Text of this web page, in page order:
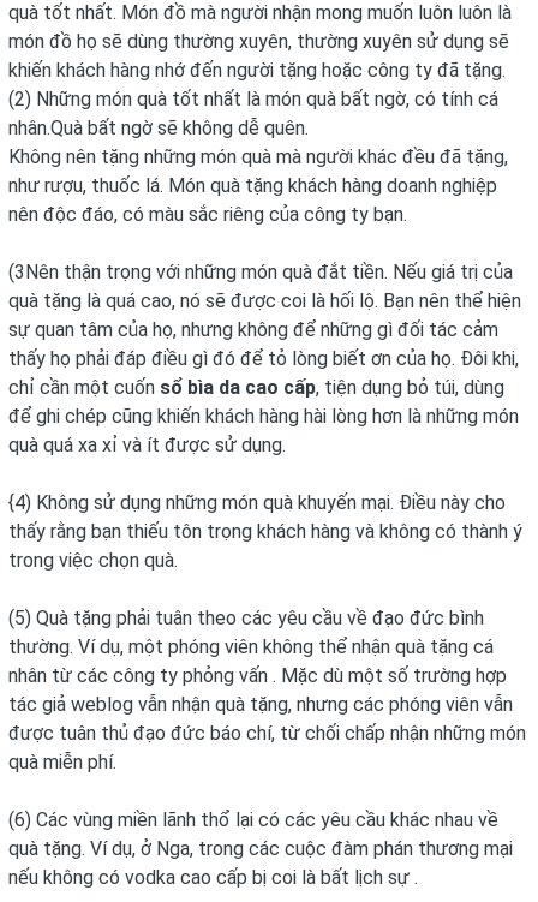
quà tốt nhất. Món đồ mà người nhận mong muốn luôn luôn là
món đồ họ sẽ dùng thường xuyên, thường xuyên sử dụng sẽ
khiến khách hàng nhớ đến người tặng hoặc công ty đã tặng.
(2) Những món quà tốt nhất là món quà bất ngờ, có tính cá
nhân.Quà bất ngờ sẽ không dễ quên.
Không nên tặng những món quà mà người khác đều đã tặng,
như rượu, thuốc lá. Món quà tặng khách hàng doanh nghiệp
nên độc đáo, có màu sắc riêng của công ty bạn.
(3Nên thận trọng với những món quà đắt tiền. Nếu giá trị của
quà tặng là quá cao, nó sẽ được coi là hối lộ. Bạn nên thể hiện
sự quan tâm của họ, nhưng không để những gì đối tác cảm
thấy họ phải đáp điều gì đó để tỏ lòng biết ơn của họ. Đôi khi,
chỉ cần một cuốn sổ bìa da cao cấp, tiện dụng bỏ túi, dùng
để ghi chép cũng khiến khách hàng hài lòng hơn là những món
quà quá xa xỉ và ít được sử dụng.
{4) Không sử dụng những món quà khuyến mại. Điều này cho
thấy rằng bạn thiếu tôn trọng khách hàng và không có thành ý
trong việc chọn quà.
(5) Quà tặng phải tuân theo các yêu cầu về đạo đức bình
thường. Ví dụ, một phóng viên không thể nhận quà tặng cá
nhân từ các công ty phỏng vấn . Mặc dù một số trường hợp
tác giả weblog vẫn nhận quà tặng, nhưng các phóng viên vẫn
được tuân thủ đạo đức báo chí, từ chối chấp nhận những món
quà miễn phí.
(6) Các vùng miền lãnh thổ lại có các yêu cầu khác nhau về
quà tặng. Ví dụ, ở Nga, trong các cuộc đàm phán thương mại
nếu không có vodka cao cấp bị coi là bất lịch sự .